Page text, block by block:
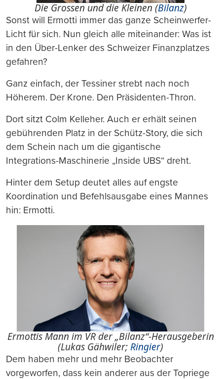
Die Grossen und die Kleinen (Bilanz)
Sonst will Ermotti immer das ganze Scheinwerfer-
Licht für sich. Nun gleich alle miteinander: Was ist
in den Über-Lenker des Schweizer Finanzplatzes
gefahren?
Ganz einfach, der Tessiner strebt nach noch
Höherem. Der Krone. Den Präsidenten-Thron.
Dort sitzt Colm Kelleher. Auch er erhält seinen
gebührenden Platz in der Schütz-Story, die sich
dem Schein nach um die gigantische
Integrations-Maschinerie „Inside UBS“ dreht.
Hinter dem Setup deutet alles auf engste
Koordination und Befehlsausgabe eines Mannes
hin: Ermotti.
Ermottis Mann im VR der „Bilanz“-Herausgeberin
(Lukas Gähwiler;Ringier)
Dem haben mehr und mehr Beobachter
vorgeworfen, dass kein anderer aus der Topriege